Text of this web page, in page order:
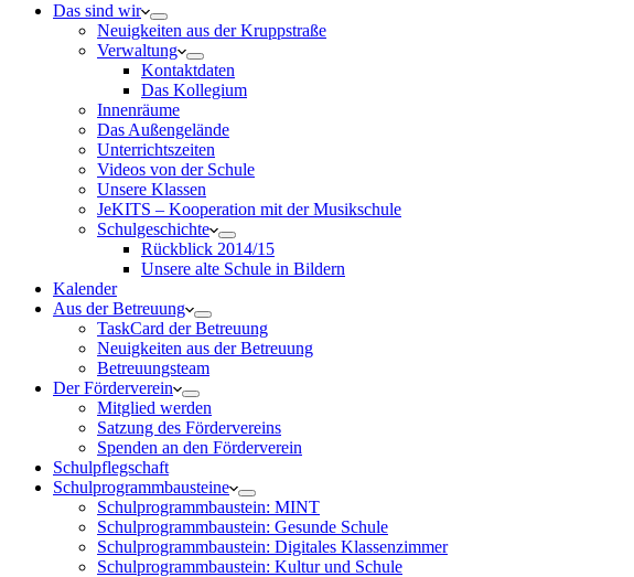
Das sind wir
Neuigkeiten aus der Kruppstraße
Verwaltung
Kontaktdaten
Das Kollegium
Innenräume
Das Außengelände
Unterrichtszeiten
Videos von der Schule
Unsere Klassen
JeKITS – Kooperation mit der Musikschule
Schulgeschichte
Rückblick 2014/15
Unsere alte Schule in Bildern
Kalender
Aus der Betreuung
TaskCard der Betreuung
Neuigkeiten aus der Betreuung
Betreuungsteam
Der Förderverein
Mitglied werden
Satzung des Fördervereins
Spenden an den Förderverein
Schulpflegschaft
Schulprogrammbausteine
Schulprogrammbaustein: MINT
Schulprogrammbaustein: Gesunde Schule
Schulprogrammbaustein: Digitales Klassenzimmer
Schulprogrammbaustein: Kultur und Schule